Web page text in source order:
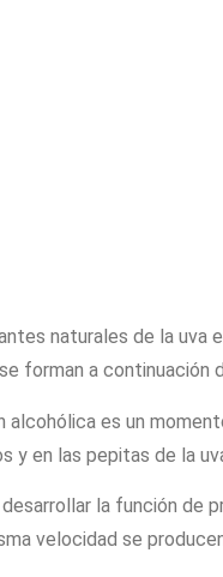
naturales de la
forman a
es un
en las pepitas de la
la función
velocidad se